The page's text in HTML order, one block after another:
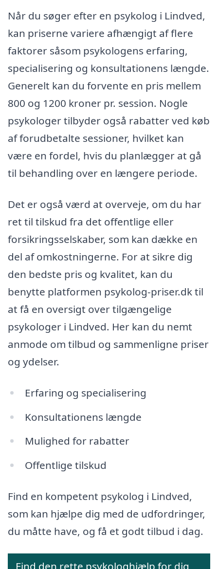
Når du søger efter en psykolog i Lindved,
kan priserne variere afhængigt af flere
faktorer såsom psykologens erfaring,
specialisering og konsultationens længde.
Generelt kan du forvente en pris mellem
800 og 1200 kroner pr. session. Nogle
psykologer tilbyder også rabatter ved køb
af forudbetalte sessioner, hvilket kan
være en fordel, hvis du planlægger at gå
til behandling over en længere periode.
Det er også værd at overveje, om du har
ret til tilskud fra det offentlige eller
forsikringsselskaber, som kan dække en
del af omkostningerne. For at sikre dig
den bedste pris og kvalitet, kan du
benytte platformen psykolog-priser.dk til
at få en oversigt over tilgængelige
psykologer i Lindved. Her kan du nemt
anmode om tilbud og sammenligne priser
og ydelser.
Erfaring og specialisering
Konsultationens længde
Mulighed for rabatter
Offentlige tilskud
Find en kompetent psykolog i Lindved,
som kan hjælpe dig med de udfordringer,
du måtte have, og få et godt tilbud i dag.
Find den rette psykologhjælp for dig